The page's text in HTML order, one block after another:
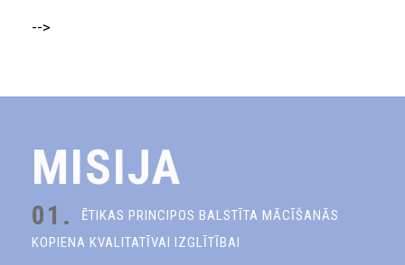
-->
MISIJA
01.
ĒTIKAS PRINCIPOS BALSTĪTA MĀCĪŠANĀS
KOPIENA KVALITATĪVAI IZGLĪTĪBAI